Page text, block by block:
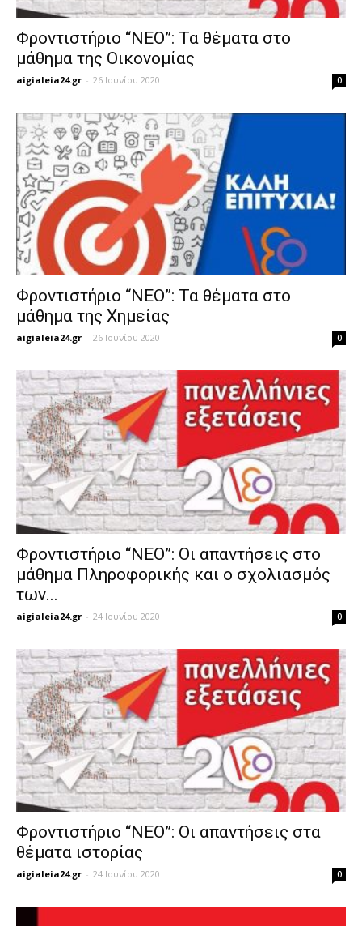
Φροντιστήριο “ΝΕΟ”: Τα θέματα στο
μάθημα της Οικονομίας
aigialeia24.gr - 26 Ιουνίου 2020 0
Φροντιστήριο “ΝΕΟ”: Τα θέματα στο
μάθημα της Χημείας
aigialeia24.gr - 26 Ιουνίου 2020 0
Φροντιστήριο “ΝΕΟ”: Οι απαντήσεις στο
μάθημα Πληροφορικής και ο σχολιασμός
των...
aigialeia24.gr - 24 Ιουνίου 2020 0
Φροντιστήριο “ΝΕΟ”: Οι απαντήσεις στα
θέματα ιστορίας
aigialeia24.gr - 24 Ιουνίου 2020 0